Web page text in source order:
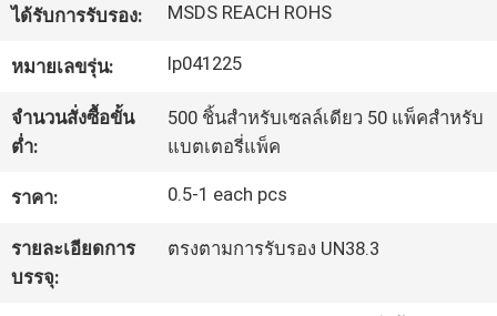
ทัวร์
ควบคุม
ได้รับการรับรอง: MSDS REACH ROHS
หมายเลขรุ่น: lp041225
จำนวนสั่งซื้อขั้น
ต่ำ:
500 ชิ้นสำหรับเซลล์เดียว 50 แพ็คสำหรับ
แบตเตอรี่แพ็ค
ราคา: 0.5-1 each pcs
รายละเอียดการ
บรรจุ:
ตรงตามการรับรอง UN38.3